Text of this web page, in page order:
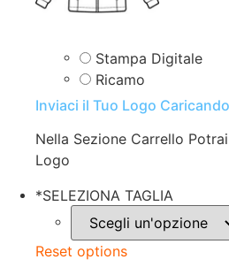
Stampa Digitale
Ricamo
Inviaci il Tuo Logo
Nella Sezione Carrello
Logo
*SELEZIONA TAGLIA
Reset options